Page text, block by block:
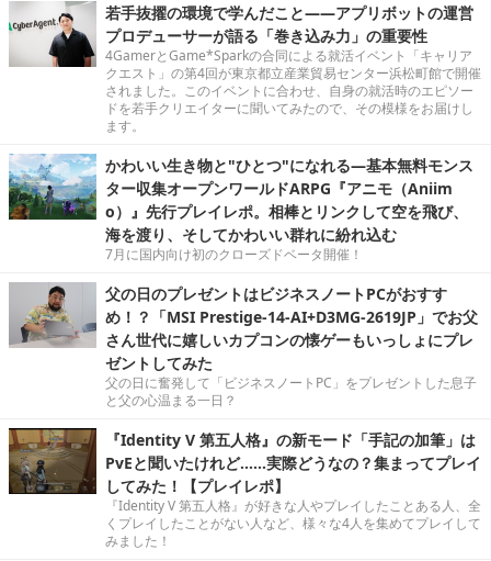
若手抜擢の環境で学んだこと――アプリボットの運営
プロデューサーが語る「巻き込み力」の重要性
4GamerとGame*Sparkの合同による就活イベント「キャリア
クエスト」の第4回が東京都立産業貿易センター浜松町館で開催
されました。このイベントに合わせ、自身の就活時のエピソー
ドを若手クリエイターに聞いてみたので、その模様をお届けし
ます。
かわいい生き物と"ひとつ"になれる―基本無料モンス
ター収集オープンワールドARPG『アニモ（Aniim
o）』先行プレイレポ。相棒とリンクして空を飛び、
海を渡り、そしてかわいい群れに紛れ込む
7月に国内向け初のクローズドベータ開催！
父の日のプレゼントはビジネスノートPCがおすす
め！？「MSI Prestige-14-AI+D3MG-2619JP」でお父
さん世代に嬉しいカプコンの懐ゲーもいっしょにプレ
ゼントしてみた
父の日に奮発して「ビジネスノートPC」をプレゼントした息子
と父の心温まる一日？
『Identity V 第五人格』の新モード「手記の加筆」は
PvEと聞いたけれど……実際どうなの？集まってプレイ
してみた！【プレイレポ】
『Identity V 第五人格』が好きな人やプレイしたことある人、全
くプレイしたことがない人など、様々な4人を集めてプレイして
みました！